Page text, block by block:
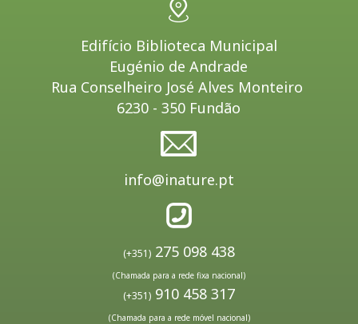
Edifício Biblioteca Municipal
Eugénio de Andrade
Rua Conselheiro José Alves Monteiro
6230 - 350 Fundão
info@inature.pt
(+351) 275 098 438
(Chamada para a rede fixa nacional)
(+351) 910 458 317
(Chamada para a rede móvel nacional)